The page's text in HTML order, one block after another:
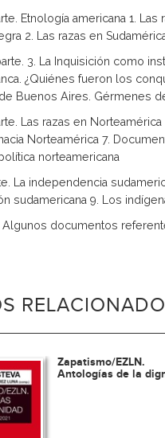
Etnología americana 1. Las
2. Las razas en
3. La Inquisición como
¿Quiénes fueron los
Buenos Aires. Gérmenes
Las razas en
Norteamérica 7.
norteamericana
La independencia
sudamericana 9. Los
documentos
Zapatismo/EZLN.
Antologías de la